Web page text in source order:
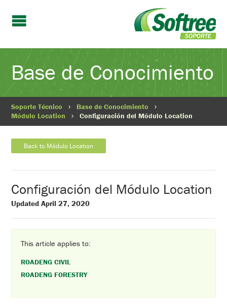
Base de Conocimiento
Soporte Técnico
Base de Conocimiento
Módulo Location
Configuración del Módulo Location
Back to Módulo Location
Configuración del Módulo Location
Updated April 27, 2020
This article applies to:
ROADENG CIVIL
ROADENG FORESTRY